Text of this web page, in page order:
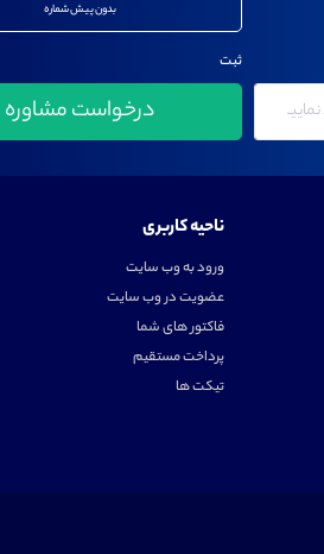
بدون پیش شماره
ثبت
ناحیه کاربری
ورود به وب سایت
عضویت در وب سایت
فاکتور های شما
پرداخت مستقیم
تیکت ها